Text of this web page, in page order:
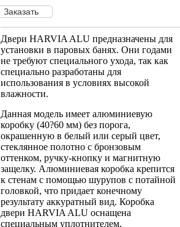
Двери HARVIA ALU предназначены для
установки в паровых банях. Они годами
не требуют специального ухода, так как
специально разработаны для
использования в условиях высокой
влажности.
Данная модель имеет алюминиевую
коробку (40?60 мм) без порога,
окрашенную в белый или серый цвет,
стеклянное полотно с бронзовым
оттенком, ручку-кнопку и магнитную
защелку. Алюминиевая коробка крепится
к стенам с помощью шурупов с потайной
головкой, что придает конечному
результату аккуратный вид. Коробка
двери HARVIA ALU оснащена
специальным уплотнителем,